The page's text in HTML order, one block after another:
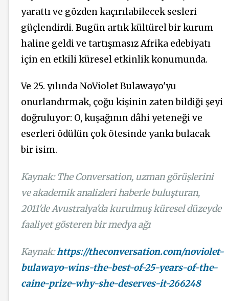
yarattı ve gözden kaçırılabilecek sesleri
güçlendirdi. Bugün artık kültürel bir kurum
haline geldi ve tartışmasız Afrika edebiyatı
için en etkili küresel etkinlik konumunda.
Ve 25. yılında NoViolet Bulawayo'yu
onurlandırmak, çoğu kişinin zaten bildiği şeyi
doğruluyor: O, kuşağının dâhi yeteneği ve
eserleri ödülün çok ötesinde yankı bulacak
bir isim.
Kaynak: The Conversation, uzman görüşlerini
ve akademik analizleri haberle buluşturan,
2011'de Avustralya'da kurulmuş küresel düzeyde
faaliyet gösteren bir medya ağı
Kaynak:https://theconversation.com/noviolet-
bulawayo-wins-the-best-of-25-years-of-the-
caine-prize-why-she-deserves-it-266248